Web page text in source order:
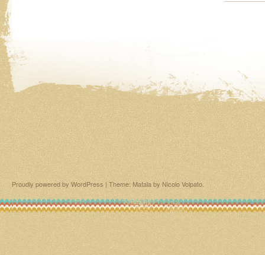
Proudly powered by WordPress | Theme: Matala by Nicolo Volpato